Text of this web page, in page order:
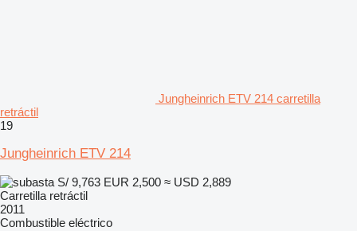
Jungheinrich ETV 214 carretilla
retráctil
19
Jungheinrich ETV 214
S/ 9,763 EUR 2,500 ≈ USD 2,889
Carretilla retráctil
2011
Combustible eléctrico